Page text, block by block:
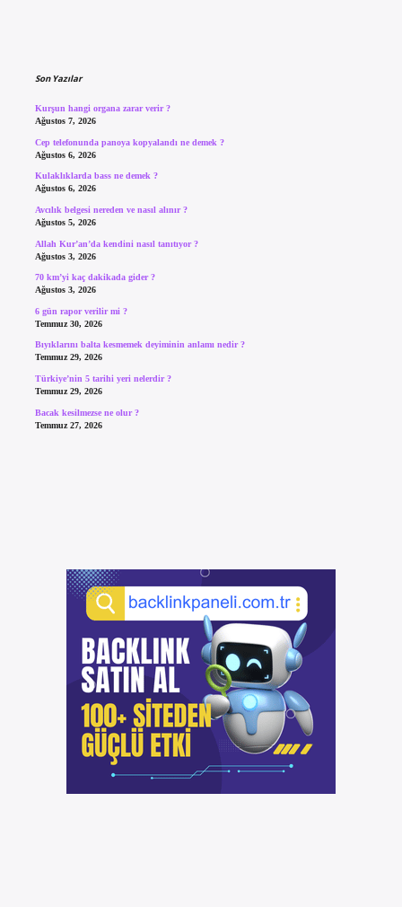
Son Yazılar
Kurşun hangi organa zarar verir ?
Ağustos 7, 2026
Cep telefonunda panoya kopyalandı ne demek ?
Ağustos 6, 2026
Kulaklıklarda bass ne demek ?
Ağustos 6, 2026
Avcılık belgesi nereden ve nasıl alınır ?
Ağustos 5, 2026
Allah Kur’an’da kendini nasıl tanıtıyor ?
Ağustos 3, 2026
70 km’yi kaç dakikada gider ?
Ağustos 3, 2026
6 gün rapor verilir mi ?
Temmuz 30, 2026
Bıyıklarını balta kesmemek deyiminin anlamı nedir ?
Temmuz 29, 2026
Türkiye’nin 5 tarihi yeri nelerdir ?
Temmuz 29, 2026
Bacak kesilmezse ne olur ?
Temmuz 27, 2026